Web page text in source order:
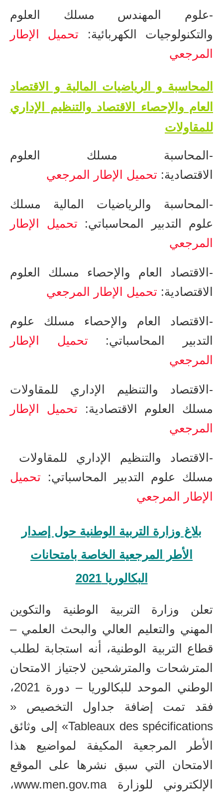
-علوم المهندس ​مسلك العلوم
والتكنولوجيات الكهربائية: تحميل الإطار
المرجعي
المحاسبة و الرياضيات المالية و الاقتصاد
العام والإحصاء الاقتصاد والتنظيم الإداري
للمقاولات
-​المحاسبة ​مسلك العلوم
الاقتصادية: تحميل الإطار المرجعي
-​المحاسبة والرياضيات المالية ​مسلك
علوم التدبير المحاسباتي: تحميل الإطار
المرجعي
-​الاقتصاد العام والإحصاء ​مسلك العلوم
الاقتصادية: تحميل الإطار المرجعي
-​الاقتصاد العام والإحصاء ​مسلك علوم
التدبير المحاسباتي: تحميل الإطار
المرجعي
-​الاقتصاد والتنظيم الإداري للمقاولات​
مسلك العلوم الاقتصادية: تحميل الإطار
المرجعي
-​الاقتصاد والتنظيم الإداري للمقاولات ​
مسلك علوم التدبير المحاسباتي: تحميل
الإطار المرجعي
بلاغ وزارة التربية الوطنية حول إصدار
الأطر المرجعية الخاصة بامتحانات
البكالوريا 2021
تعلن وزارة التربية الوطنية والتكوين
المهني والتعليم العالي والبحث العلمي –
قطاع التربية الوطنية، أنه استجابة لطلب
المترشحات والمترشحين لاجتياز الامتحان
الوطني الموحد للبكالوريا – دورة 2021،
فقد تمت إضافة جداول التخصيص «
Tableaux des spécifications» إلى وثائق
الأطر المرجعية المكيفة لمواضيع هذا
الامتحان التي سبق نشرها على الموقع
الإلكتروني للوزارة www.men.gov.ma،